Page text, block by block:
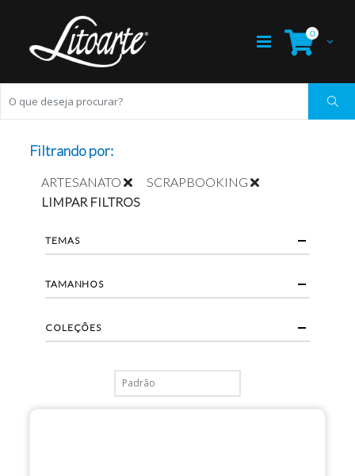
0
Filtrando por:
ARTESANATO
SCRAPBOOKING
LIMPAR FILTROS
TEMAS
TAMANHOS
COLEÇÕES